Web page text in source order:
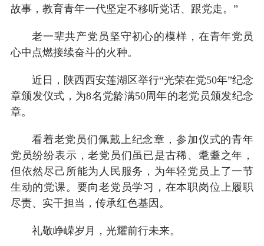
故事，教育青年一代坚定不移听党话、跟党走。”
老一辈共产党员坚守初心的模样，在青年党员
心中点燃接续奋斗的火种。
近日，陕西西安莲湖区举行“光荣在党50年”纪念
章颁发仪式，为8名党龄满50周年的老党员颁发纪念
章。
看着老党员们佩戴上纪念章，参加仪式的青年
党员纷纷表示，老党员们虽已是古稀、耄耋之年，
但依然尽己所能为人民服务，为年轻党员上了一节
生动的党课。要向老党员学习，在本职岗位上履职
尽责、实干担当，传承红色基因。
礼敬峥嵘岁月，光耀前行未来。